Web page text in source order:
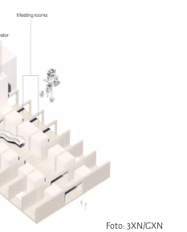
Foto: 3XN/GXN